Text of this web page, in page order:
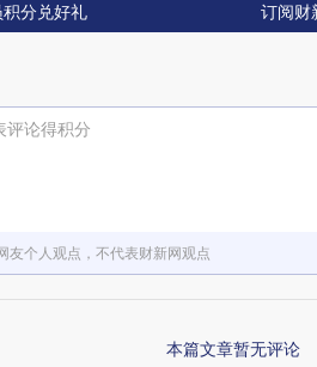
积分兑好礼 订阅财
评论得积分
友个人观点，不代表财新网观点
本篇文章暂无评论